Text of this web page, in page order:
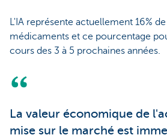
L'IA représente actuellement 16%
médicaments et ce pourcentage
cours des 3 à 5 prochaines années.
La valeur économique de
mise sur le marché est